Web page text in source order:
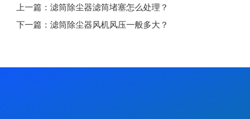
上一篇： 滤筒除尘器滤筒堵塞怎么处理？
下一篇： 滤筒除尘器风机风压一般多大？